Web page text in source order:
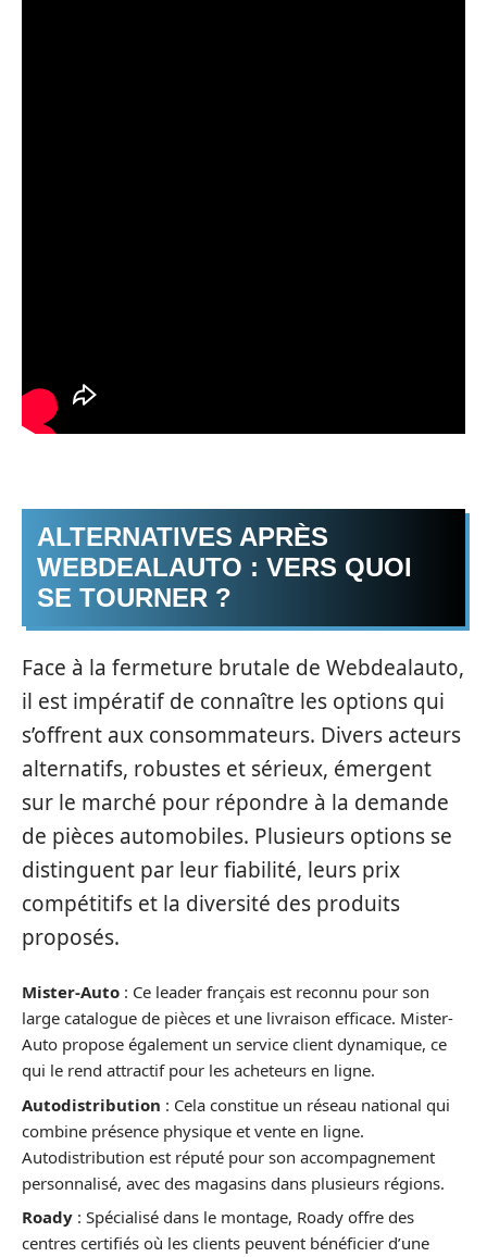
ALTERNATIVES APRÈS
WEBDEALAUTO : VERS QUOI
SE TOURNER ?
Face à la fermeture brutale de Webdealauto,
il est impératif de connaître les options qui
s’offrent aux consommateurs. Divers acteurs
alternatifs, robustes et sérieux, émergent
sur le marché pour répondre à la demande
de pièces automobiles. Plusieurs options se
distinguent par leur fiabilité, leurs prix
compétitifs et la diversité des produits
proposés.
Mister-Auto : Ce leader français est reconnu pour son
large catalogue de pièces et une livraison efficace. Mister-
Auto propose également un service client dynamique, ce
qui le rend attractif pour les acheteurs en ligne.
Autodistribution : Cela constitue un réseau national qui
combine présence physique et vente en ligne.
Autodistribution est réputé pour son accompagnement
personnalisé, avec des magasins dans plusieurs régions.
Roady : Spécialisé dans le montage, Roady offre des
centres certifiés où les clients peuvent bénéficier d’une